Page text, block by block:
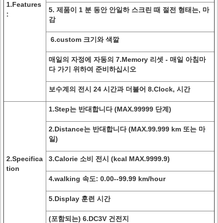
1.Features
:
5. 제품이 1 분 동안 안일하 스크린 때 절전 형태는, 마
감
6.custom 크기와 색깔
매일의 자정에 자동의 7.Memory 리셋 - 매일 아침마
다 가기 위하여 준비하십시오
보수계의 전시 24 시간과 더불어 8.Clock, 시간
2.Specifica
tion
1.Step는 반대합니다 (MAX.99999 단계)
2.Distance는 반대합니다 (MAX.99.999 km 또는 마
일)
3.Calorie 소비 전시 (kcal MAX.9999.9)
4.walking 속도: 0.00--99.99 km/hour
5.Display 훈련 시간
(포함되는) 6.DC3V 건전지